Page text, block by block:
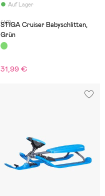
Auf Lager
(48)
STIGA Cruiser Babyschlitten,
Grün
31,99 €